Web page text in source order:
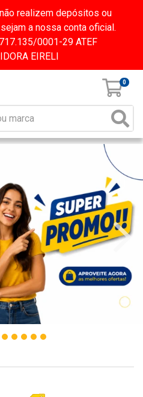
realizem depósitos ou
a nossa conta oficial.
0001-29 ATEF
EIRELI
0